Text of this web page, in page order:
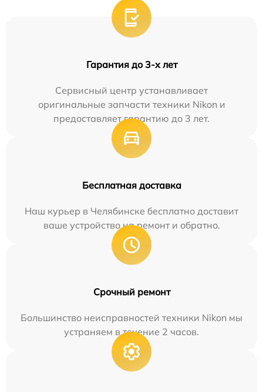
Гарантия до 3-х лет
Сервисный центр устанавливает
оригинальные запчасти техники Nikon и
предоставляет гарантию до 3 лет.
Бесплатная доставка
Наш курьер в Челябинске бесплатно доставит
ваше устройство на ремонт и обратно.
Срочный ремонт
Большинство неисправностей техники Nikon мы
устраняем в течение 2 часов.